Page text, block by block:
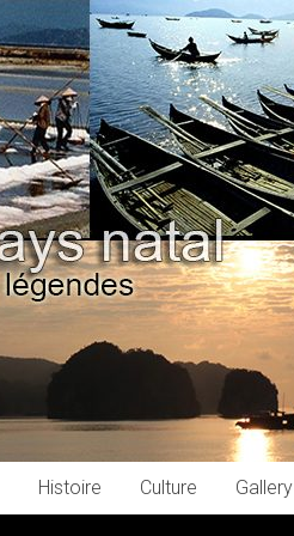
Histoire Culture Gallery